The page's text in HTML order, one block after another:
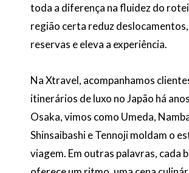
toda a diferença na fluidez do
região certa reduz
reservas e eleva a experiência.
Na Xtravel, acompanhamos
itinerários de luxo no Japão há
Osaka, vimos como Umeda,
Shinsaibashi e Tennoji moldam o
viagem. Em outras palavras, cada